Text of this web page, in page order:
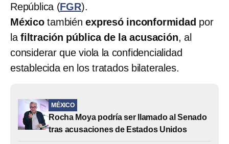
República (FGR).
Méxicotambiénexpresó inconformidad por
la filtración pública de la acusación, al
considerar que viola la confidencialidad
establecida en los tratados bilaterales.
MÉXICO
Rocha Moya podría ser llamado al Senado
tras acusaciones de Estados Unidos